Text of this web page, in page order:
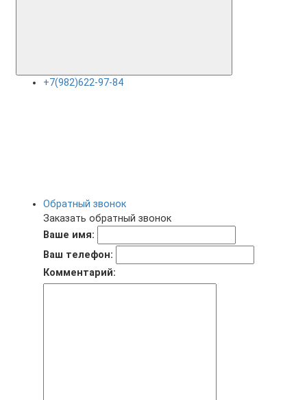
+7(982)622-97-84
Обратный звонок
Заказать обратный звонок
Ваше имя:
Ваш телефон:
Комментарий: